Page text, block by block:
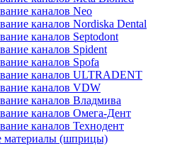
каналов Neo
каналов Nordiska Dental
каналов Septodont
каналов Spident
каналов Spofa
каналов ULTRADENT
каналов VDW
каналов Владмива
каналов Омега-Дент
каналов Технодент
материалы (шприцы)